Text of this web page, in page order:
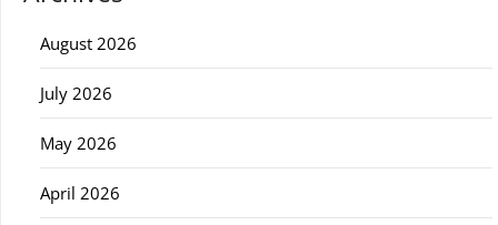
August 2026
July 2026
May 2026
April 2026